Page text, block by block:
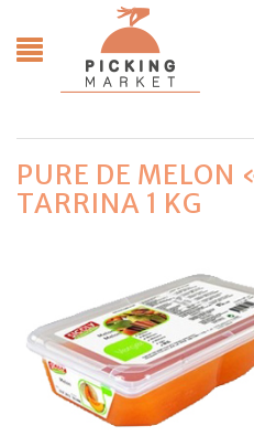
PURE DE
TARRINA 1 KG